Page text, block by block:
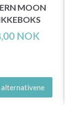
MOON
NOK
alternativene